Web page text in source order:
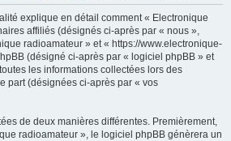
explique en détail comment « Electronique
affiliés (désignés ci-après par « nous »,
radioamateur » et « https://www.electronique-
(désigné ci-après par « logiciel phpBB » et
les informations collectées lors des
part (désignées ci-après par « vos
de deux manières différentes. Premièrement,
radioamateur », le logiciel phpBB génèrera un